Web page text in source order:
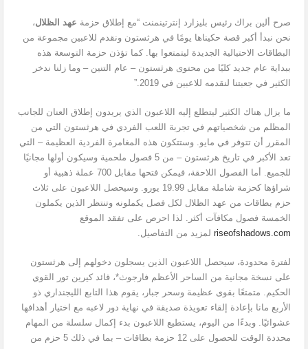
صرح ألين براك رئيس بليزارد إنترتينمنت “مع إطلاق حزمة عهد الظلال،
نحن نبدأ أكبر قصة حكيناها يومًا في هرثستون ونقدم للاعبين مجموعة من
البطاقات الاحتيالية الجديدة ليتمتعوا بها. كما تؤذن حزمة التوسعة هذه
ببداية عام جديد كليًا من محتوى هرثستون – عام التنين – وما زلنا ندخر
الكثير في جعبتنا لنقدمه للاعبين في 2019.”
ما يزال هناك الكثير ليتطلع إليه اللاعبون الذي يريدون إطلاق العنان للجانب
المظلم من شخصياتهم في تجربة اللعب الفردي في هرثستون التي من
المقرر أن تتوفر في مايو. وستتكون هذه المغامرة الفردية العظيمة – التي
تعد الأكبر في تاريخ هرثستون – من 5 فصول ملحمية وسيكون أولها مجانيًا
للجميع. أما الفصول اللاحقة، فيمكن فتحها مقابل 700 عملة ذهبية أو
شراؤها كحزمة شاملة مقابل 19.99 يورو. وسيحصل اللاعبون على ثلاث
حزم بطاقات من عهد الظلال لكل فصل يكملونه وتنتظر الذين يكملون
الخمسة فصول مكافآت أكثر. لذا احرص على تفقد الموقع
riseofshadows.com لمزيد من التفاصيل.
لفترة محدودة، سيحصل اللاعبون الذين يسجلون دخولهم إلى هرثستون
على نسخة مجانية من الساحر الأعظم فارجوث*، قائد كيرين تور القوي
الحكيم. متمتعًا بقوى عظيمة وسحر جبار، يقوم هذا التابع الليجنداري ذو
الأربع مانا بإعادة إلقاء تعويذة صديقة في نهاية دور لاعبه مع اختيار أهدافها
عشوائيًا. وبدءًا من اليوم، يستطيع اللاعبون بدء إكمال سلسلة من المهام
محددة الوقت للحصول على 12 حزمة بطاقات – بما في ذلك 5 حزم من